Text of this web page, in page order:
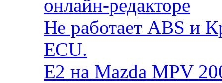
онлайн-редакторе
Не работает ABS и
ECU.
E2 на Mazda MPV